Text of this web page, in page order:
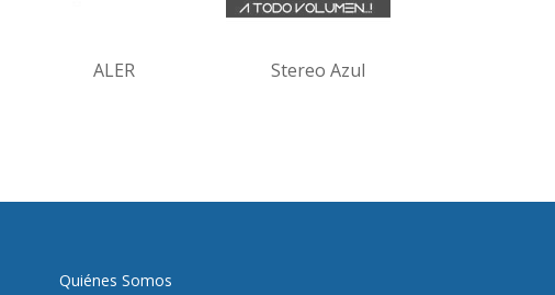
ALER Stereo Azul
Quiénes Somos